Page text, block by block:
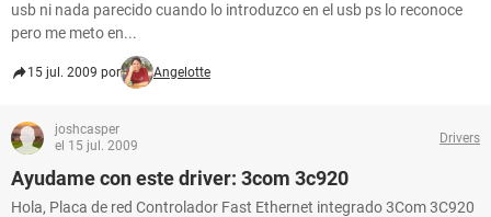
usb ni nada parecido cuando lo introduzco en el usb ps lo reconoce
pero me meto en...
15 jul. 2009 por Angelotte
joshcasper
el 15 jul. 2009
Drivers
Ayudame con este driver: 3com 3c920
Hola, Placa de red Controlador Fast Ethernet integrado 3Com 3C920